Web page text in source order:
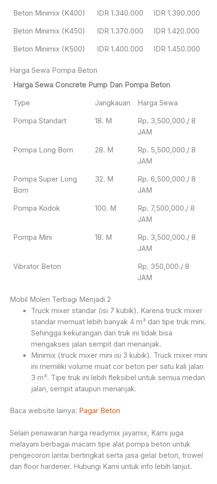
Beton Minimix (K400) IDR 1.340.000 IDR 1.390.000
Beton Minimix (K450) IDR 1.370.000 IDR 1.420.000
Beton Minimix (K500) IDR 1.400.000 IDR 1.450.000
Harga Sewa Pompa Beton
Harga Sewa Concrete Pump Dan Pompa Beton
Type Jangkauan Harga Sewa
Pompa Standart 18. M
Rp. 3,500,000./ 8
JAM
Pompa Long Bom 28. M
Rp. 5,500,000./ 8
JAM
Pompa Super Long
Bom
32. M
Rp. 6,500,000./ 8
JAM
Pompa Kodok 100. M
Rp. 7,500,000./ 8
JAM
Pompa Mini 18. M
Rp. 3,500,000./ 8
JAM
Vibrator Beton
Rp. 350,000./ 8
JAM
Mobil Molen Terbagi Menjadi 2
Truck mixer standar (isi 7 kubik). Karena truck mixer
standar memuat lebih banyak 4 m³ dari tipe truk mini.
Sehingga kekurangan dari truk ini tidak bisa
mengakses jalan sempit dan menanjak.
Minimix (truck mixer mini isi 3 kubik). Truck mixer mini
ini memiliki volume muat cor beton per satu kali jalan
3 m³. Tipe truk ini lebih fleksibel untuk semua medan
jalan, sempit ataupun menanjak.
Baca website lainya: Pagar Beton
Selain penawaran harga readymix jayamix, Kami juga
melayani berbagai macam tipe alat pompa beton untuk
pengecoron lantai bertingkat serta jasa gelar beton, trowel
dan floor hardener. Hubungi Kami untuk info lebih lanjut.